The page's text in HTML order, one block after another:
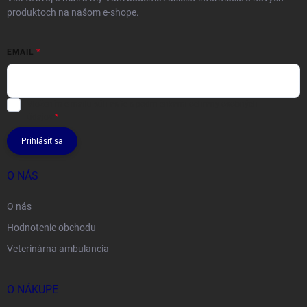
produktoch na našom e-shope.
EMAIL
Prihlásiť sa
O NÁS
O nás
Hodnotenie obchodu
Veterinárna ambulancia
O NÁKUPE